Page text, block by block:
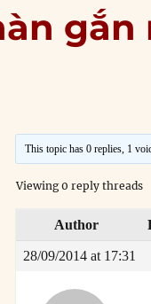
This topic has 0 replies, 1
Viewing 0 reply threads
Author
28/09/2014 at 17:31